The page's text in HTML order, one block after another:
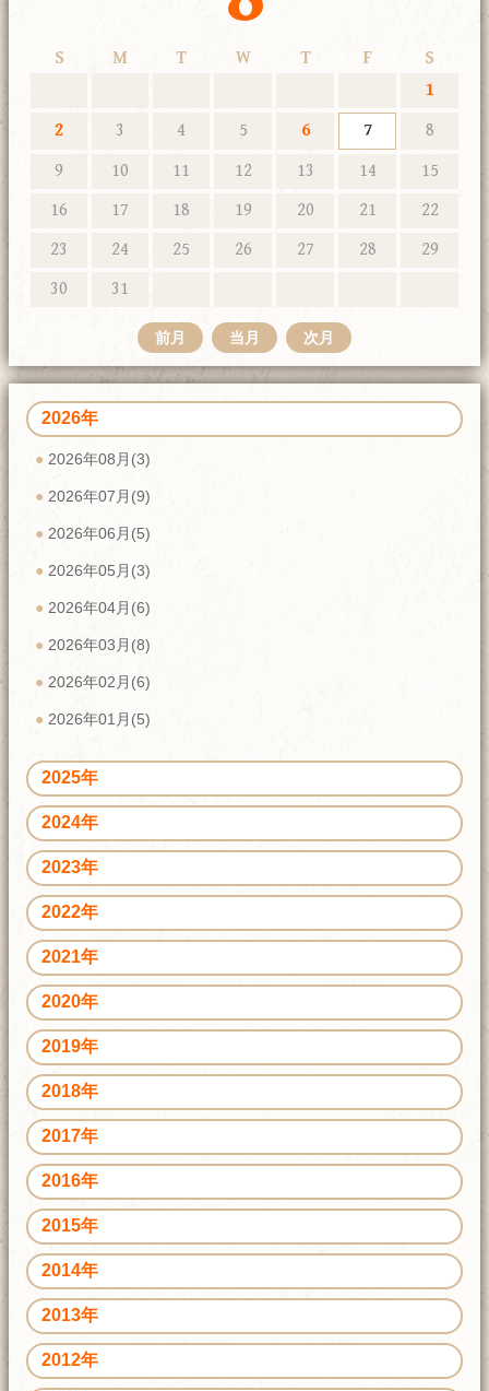
S M T W T F
S
1
2
3 4 5 6 7
8
9
10 11 12 13 14
15
16
17 18 19 20 21
22
23
24 25 26 27 28
29
30
31
前月 当月 次月
2026年
2026年08月(3)
2026年07月(9)
2026年06月(5)
2026年05月(3)
2026年04月(6)
2026年03月(8)
2026年02月(6)
2026年01月(5)
2025年
2024年
2023年
2022年
2021年
2020年
2019年
2018年
2017年
2016年
2015年
2014年
2013年
2012年